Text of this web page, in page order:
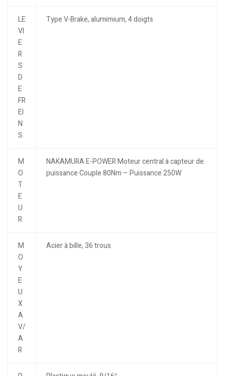
LE
VI
E
R
S
D
E
FR
EI
N
S
Type V-Brake, alumimium, 4 doigts
M
O
T
E
U
R
NAKAMURA E-POWER Moteur central à capteur de
puissance Couple 80Nm – Puissance 250W
M
O
Y
E
U
X
A
V/
A
R
Acier à bille, 36 trous